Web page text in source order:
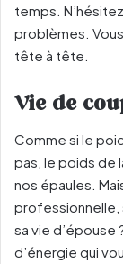
temps.
problèmes.
tête à tête.
Vie de
Comme si le
pas, le poids de
nos épaules.
professionnelle,
sa vie d’épouse
d’énergie qui